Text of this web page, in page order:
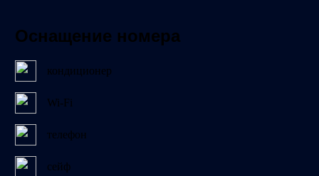
Оснащение номера
кондиционер
Wi-Fi
телефон
сейф